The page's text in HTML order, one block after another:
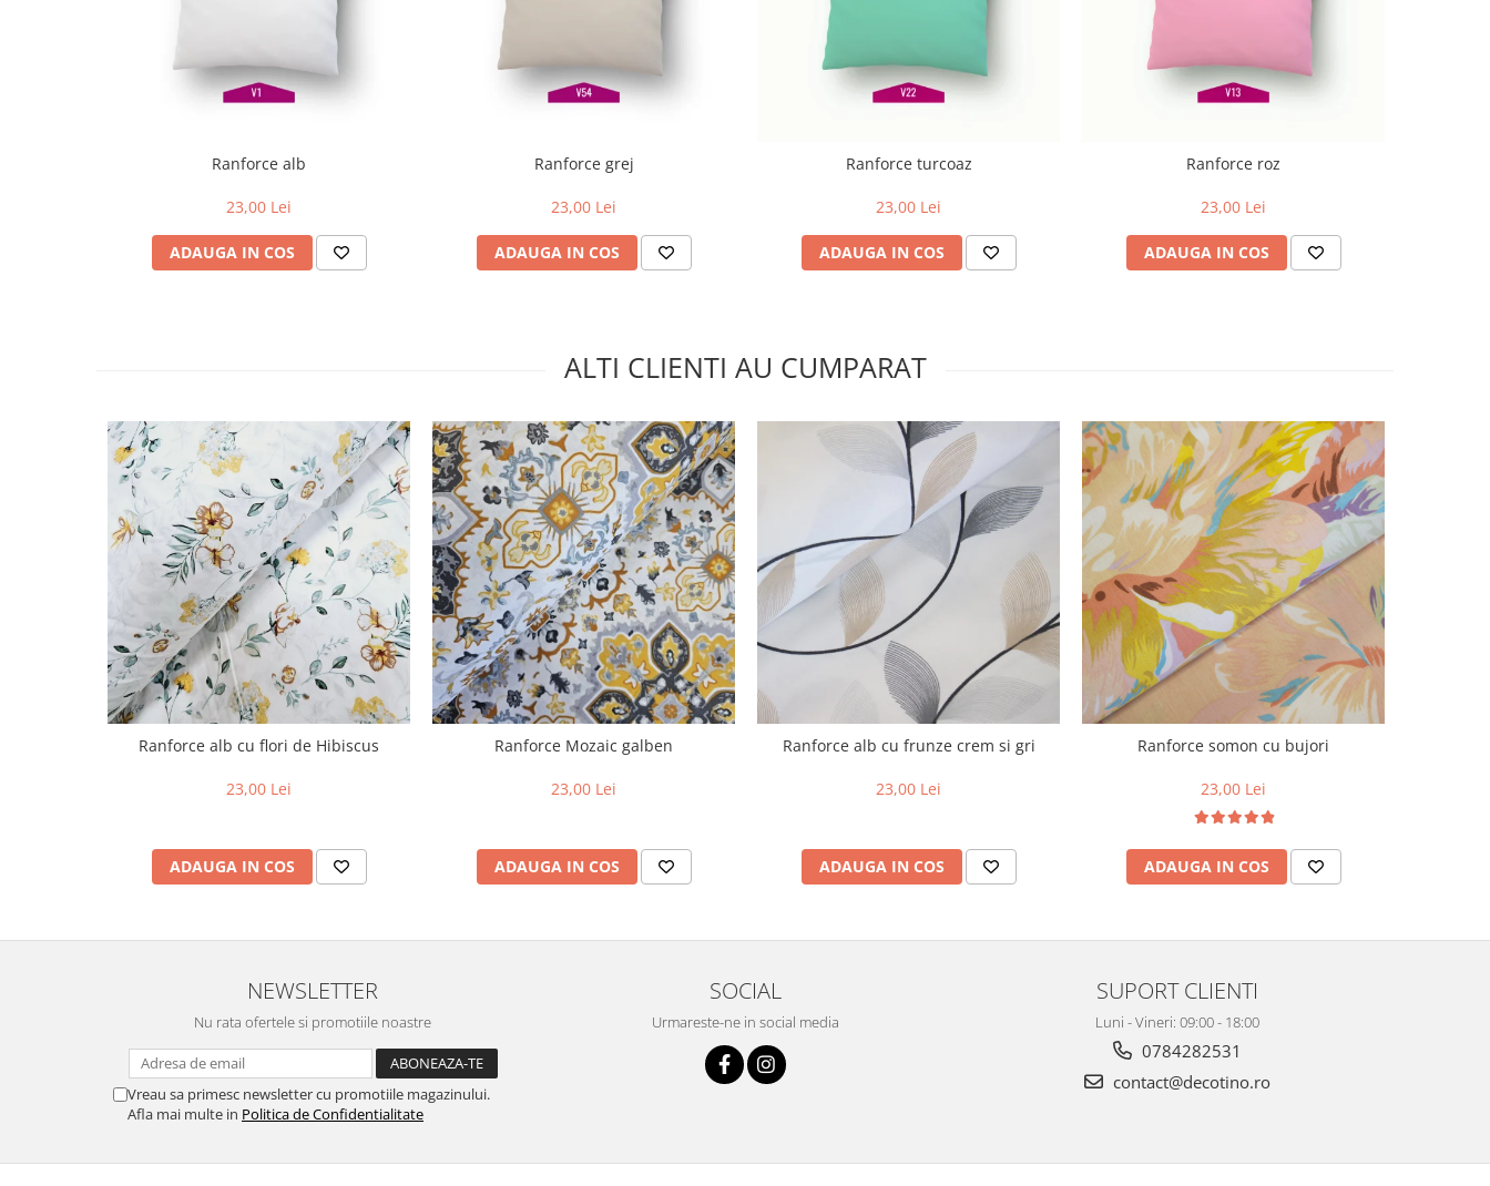
Ranforce alb
23,00 Lei
ADAUGA IN COS
Ranforce grej
23,00 Lei
ADAUGA IN COS
Ranforce turcoaz
23,00 Lei
ADAUGA IN COS
Ranforce roz
23,00 Lei
ADAUGA IN COS
ALTI CLIENTI AU CUMPARAT
Ranforce alb cu flori de Hibiscus
23,00 Lei
ADAUGA IN COS
Ranforce Mozaic galben
23,00 Lei
ADAUGA IN COS
Ranforce alb cu frunze crem si gri
23,00 Lei
ADAUGA IN COS
Ranforce somon cu bujori
23,00 Lei
ADAUGA IN COS
NEWSLETTER
Nu rata ofertele si promotiile noastre
Vreau sa primesc newsletter cu promotiile magazinului.
Afla mai multe in Politica de Confidentialitate
SOCIAL
Urmareste-ne in social media
SUPORT CLIENTI
Luni - Vineri: 09:00 - 18:00
0784282531
contact@decotino.ro